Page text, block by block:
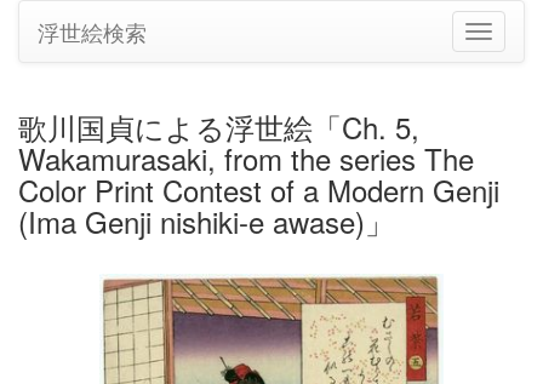
ナ
ビ
ン
の
浮世絵検索
歌川国貞による浮世絵「Ch. 5,
Wakamurasaki, from the series The
Color Print Contest of a Modern Genji
(Ima Genji nishiki-e awase)」